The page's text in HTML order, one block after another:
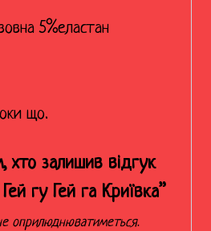
5%еластан
що.
хто залишив відгук
гу Гей га Криївка”
оприлюднюватиметься.